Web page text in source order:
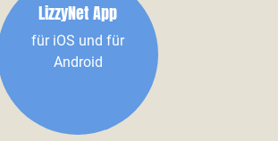
LizzyNet App
für iOS und für
Android